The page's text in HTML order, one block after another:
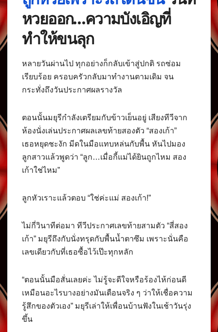
หวยออก…ความบังเอิญที่
ทำให้ขนลุก
หลายวันผ่านไป ทุกอย่างก็กลับเข้าสู่ปกติ รถซ่อม
เรียบร้อย ครอบครัวกลับมาทำงานตามเดิม จน
กระทั่งถึงวันประกาศผลรางวัล
ตอนนั้นมยุรีกำลังเตรียมกับข้าวเย็นอยู่ เสียงทีวีจาก
ห้องนั่งเล่นประกาศผลเลขท้ายสองตัว “สองเก้า”
เธอหยุดชะงัก มีดในมือแทบหล่นกับพื้น หันไปมอง
ลูกสาวแล้วพูดว่า “ลูก…เมื่อกี้แม่ได้ยินถูกไหม สอง
เก้าใช่ไหม”
ลูกหัวเราะแล้วตอบ “ใช่ค่ะแม่ สองเก้า!”
ไม่กี่วินาทีต่อมา ทีวีประกาศเลขท้ายสามตัว “สี่สอง
เก้า” มยุรีถึงกับนั่งทรุดกับพื้นน้ำตาซึม เพราะนั่นคือ
เลขเดียวกับที่เธอซื้อไว้เป๊ะทุกหลัก
“ตอนนั้นมือสั่นเลยค่ะ ไม่รู้จะดีใจหรือร้องไห้ก่อนดี
เหมือนอะไรบางอย่างมันเตือนจริง ๆ ว่าให้เชื่อความ
รู้สึกของตัวเอง” มยุรีเล่าให้เพื่อนบ้านฟังในเช้าวันรุ่ง
ขึ้น